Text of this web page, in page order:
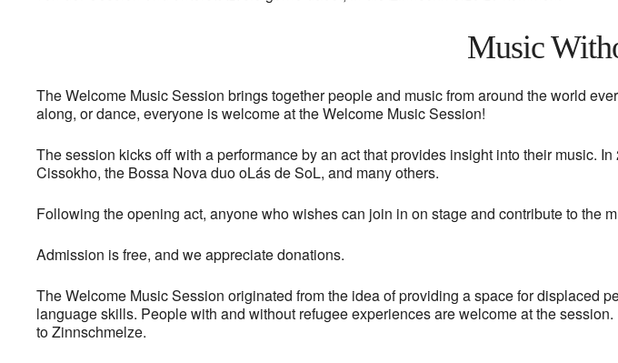
Music
The Welcome Music Session brings together people and music from around the world
along, or dance, everyone is welcome at the Welcome Music Session!
The session kicks off with a performance by an act that provides insight into their music.
Cissokho, the Bossa Nova duo oLás de SoL, and many others.
Following the opening act, anyone who wishes can join in on stage and contribute to the
Admission is free, and we appreciate donations.
The Welcome Music Session originated from the idea of providing a space for displaced
language skills. People with and without refugee experiences are welcome at the
to Zinnschmelze.